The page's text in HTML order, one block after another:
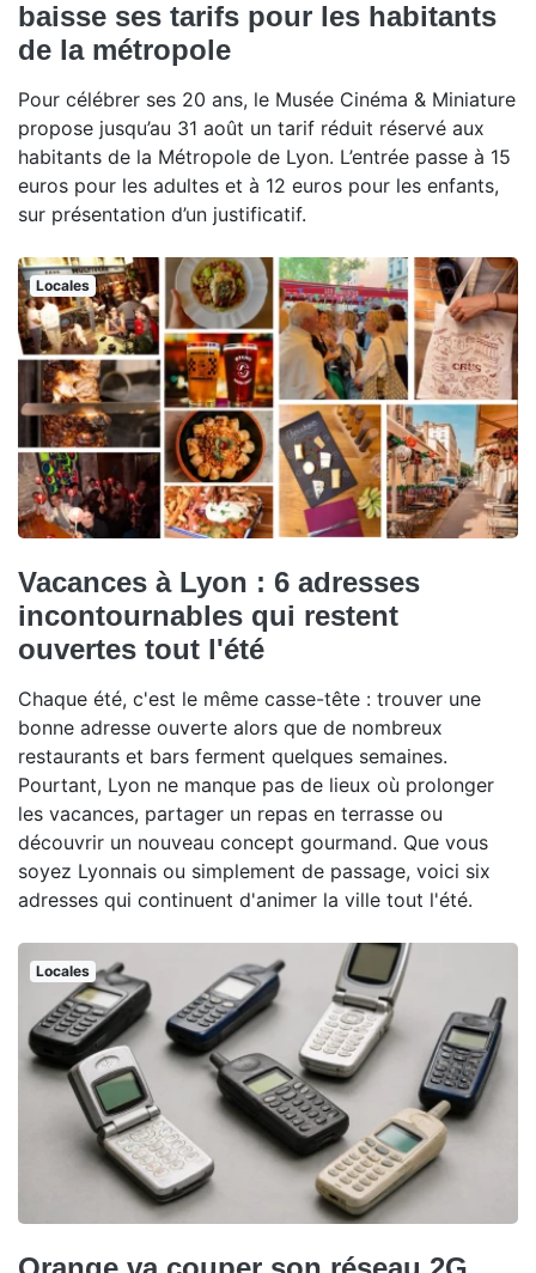
baisse ses tarifs pour les habitants
de la métropole
Pour célébrer ses 20 ans, le Musée Cinéma & Miniature
propose jusqu’au 31 août un tarif réduit réservé aux
habitants de la Métropole de Lyon. L’entrée passe à 15
euros pour les adultes et à 12 euros pour les enfants,
sur présentation d’un justificatif.
Locales
Vacances à Lyon : 6 adresses
incontournables qui restent
ouvertes tout l'été
Chaque été, c'est le même casse-tête : trouver une
bonne adresse ouverte alors que de nombreux
restaurants et bars ferment quelques semaines.
Pourtant, Lyon ne manque pas de lieux où prolonger
les vacances, partager un repas en terrasse ou
découvrir un nouveau concept gourmand. Que vous
soyez Lyonnais ou simplement de passage, voici six
adresses qui continuent d'animer la ville tout l'été.
Locales